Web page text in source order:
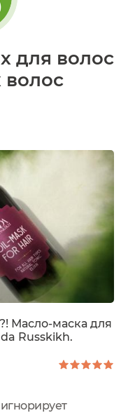
для волос
волос
Масло-маска для
Russkikh.